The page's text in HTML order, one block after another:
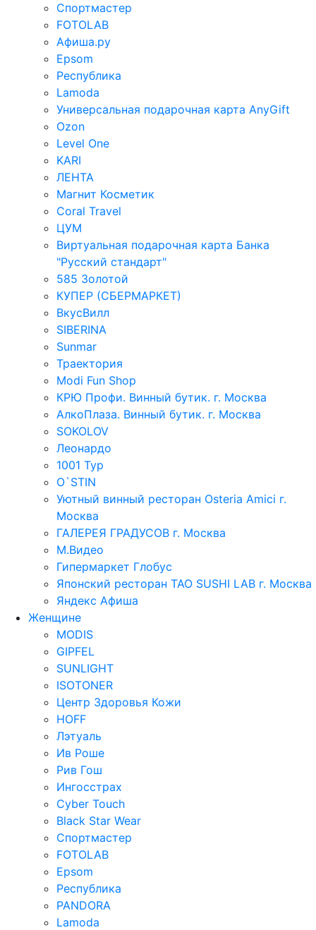
Спортмастер
FOTOLAB
Афиша.ру
Epsom
Республика
Lamoda
Универсальная подарочная карта AnyGift
Ozon
Level One
KARI
ЛЕНТА
Магнит Косметик
Coral Travel
ЦУМ
Виртуальная подарочная карта Банка
"Русский стандарт"
585 Золотой
КУПЕР (СБЕРМАРКЕТ)
ВкусВилл
SIBERINA
Sunmar
Траектория
Modi Fun Shop
КРЮ Профи. Винный бутик. г. Москва
АлкоПлаза. Винный бутик. г. Москва
SOKOLOV
Леонардо
1001 Тур
O`STIN
Уютный винный ресторан Osteria Amici г.
Москва
ГАЛЕРЕЯ ГРАДУСОВ г. Москва
М.Видео
Гипермаркет Глобус
Японский ресторан TAO SUSHI LAB г. Москва
Яндекс Афиша
Женщине
MODIS
GIPFEL
SUNLIGHT
ISOTONER
Центр Здоровья Кожи
HOFF
Лэтуаль
Ив Роше
Рив Гош
Ингосстрах
Cyber Touch
Black Star Wear
Спортмастер
FOTOLAB
Epsom
Республика
PANDORA
Lamoda